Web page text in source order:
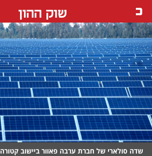
שוק ההון
שדה סולארי של חברת ערבה פאוור ביישוב קטורה